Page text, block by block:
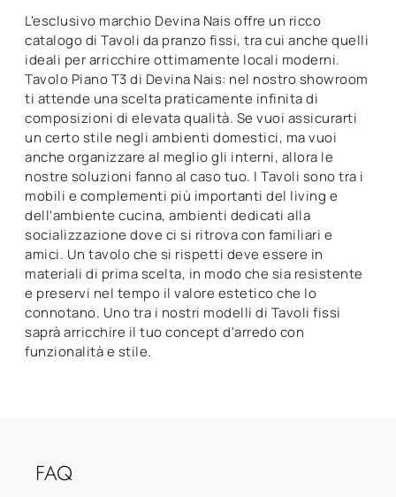
L'esclusivo marchio Devina Nais offre un ricco
catalogo di Tavoli da pranzo fissi, tra cui anche quelli
ideali per arricchire ottimamente locali moderni.
Tavolo Piano T3 di Devina Nais: nel nostro showroom
ti attende una scelta praticamente infinita di
composizioni di elevata qualità. Se vuoi assicurarti
un certo stile negli ambienti domestici, ma vuoi
anche organizzare al meglio gli interni, allora le
nostre soluzioni fanno al caso tuo. I Tavoli sono tra i
mobili e complementi più importanti del living e
dell'ambiente cucina, ambienti dedicati alla
socializzazione dove ci si ritrova con familiari e
amici. Un tavolo che si rispetti deve essere in
materiali di prima scelta, in modo che sia resistente
e preservi nel tempo il valore estetico che lo
connotano. Uno tra i nostri modelli di Tavoli fissi
saprà arricchire il tuo concept d'arredo con
funzionalità e stile.
FAQ